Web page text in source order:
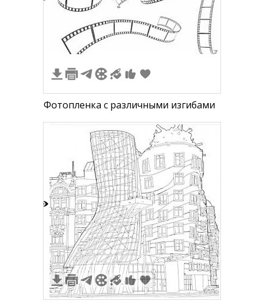
Фотопленка с различными изгибами